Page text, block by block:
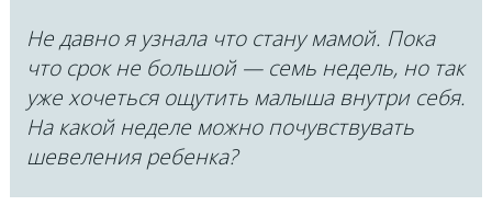
Не давно я узнала что стану мамой. Пока
что срок не большой — семь недель, но так
уже хочеться ощутить малыша внутри себя.
На какой неделе можно почувствувать
шевеления ребенка?